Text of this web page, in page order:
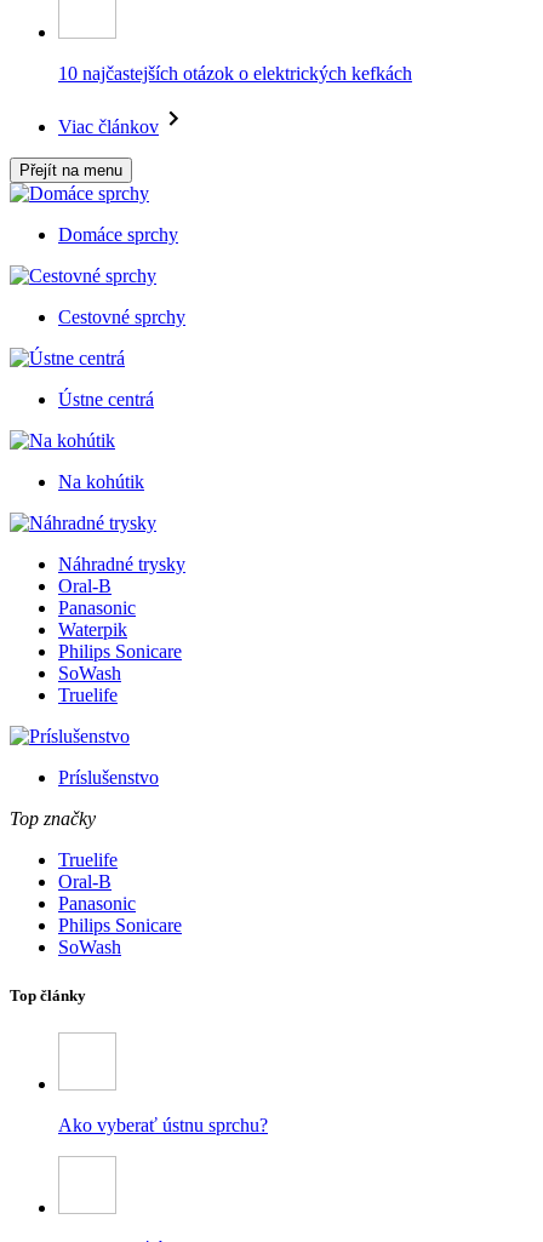
10 najčastejších otázok o elektrických kefkách
Viac článkov
Přejít na menu
Domáce sprchy
Cestovné sprchy
Ústne centrá
Na kohútik
Náhradné trysky
Oral-B
Panasonic
Waterpik
Philips Sonicare
SoWash
Truelife
Príslušenstvo
Top značky
Truelife
Oral-B
Panasonic
Philips Sonicare
SoWash
Top články
Ako vyberať ústnu sprchu?